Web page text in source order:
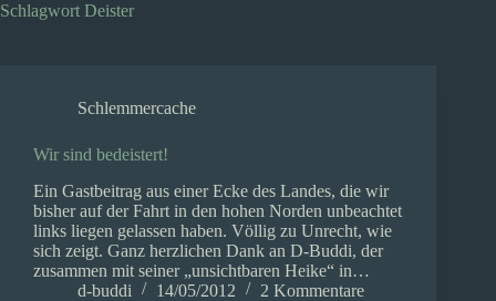
Schlagwort Deister
Schlemmercache
Wir sind bedeistert!
Ein Gastbeitrag aus einer Ecke des Landes, die wir
bisher auf der Fahrt in den hohen Norden unbeachtet
links liegen gelassen haben. Völlig zu Unrecht, wie
sich zeigt. Ganz herzlichen Dank an D-Buddi, der
zusammen mit seiner „unsichtbaren Heike“ in…
d-buddi
14/05/2012 2 Kommentare